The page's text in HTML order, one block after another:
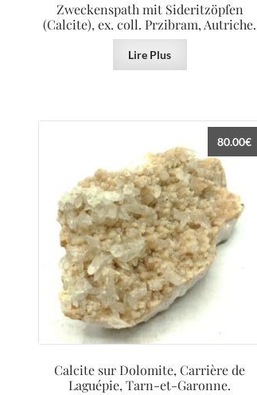
Zweckenspath mit Sideritzöpfen
(Calcite), ex. coll. Przibram, Autriche.
Lire Plus
Calcite sur Dolomite, Carrière de
Laguépie, Tarn-et-Garonne.
80.00€